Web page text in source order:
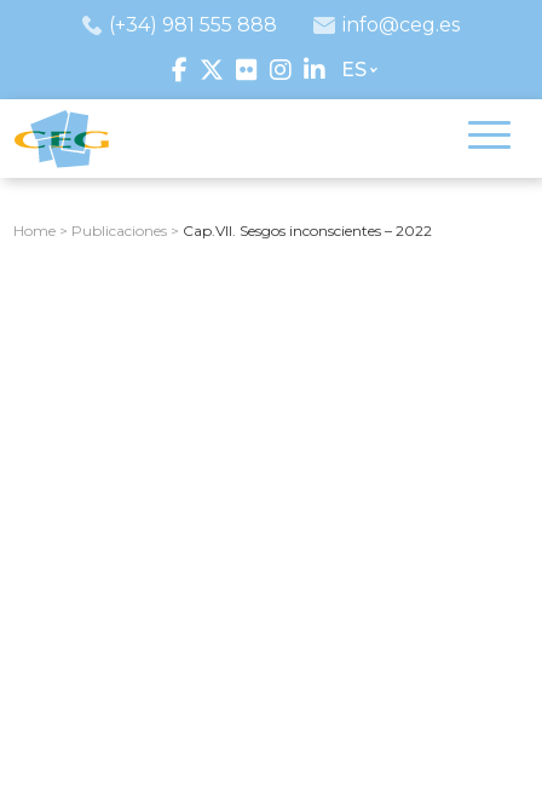
(+34) 981 555 888
info@ceg.es
ES
Home > Publicaciones > Cap.VII. Sesgos inconscientes – 2022